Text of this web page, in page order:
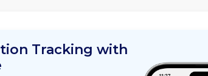
Tracking with